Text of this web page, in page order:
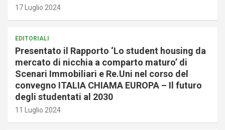
17 Luglio 2024
EDITORIALI
Presentato il Rapporto ‘Lo student housing da
mercato di nicchia a comparto maturo’ di
Scenari Immobiliari e Re.Uni nel corso del
convegno ITALIA CHIAMA EUROPA – Il futuro
degli studentati al 2030
11 Luglio 2024